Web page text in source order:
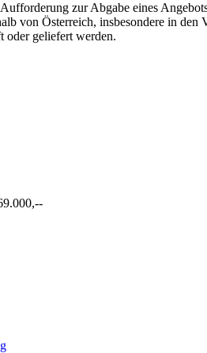
zur Abgabe eines
von Österreich, insbesondere in
oder geliefert werden.